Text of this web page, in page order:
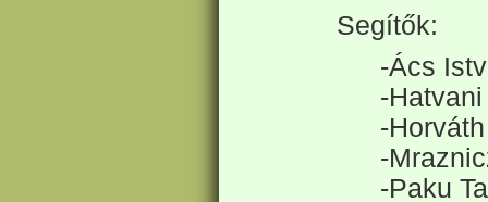
Segítők:
-Ács
-
-
-
-Paku